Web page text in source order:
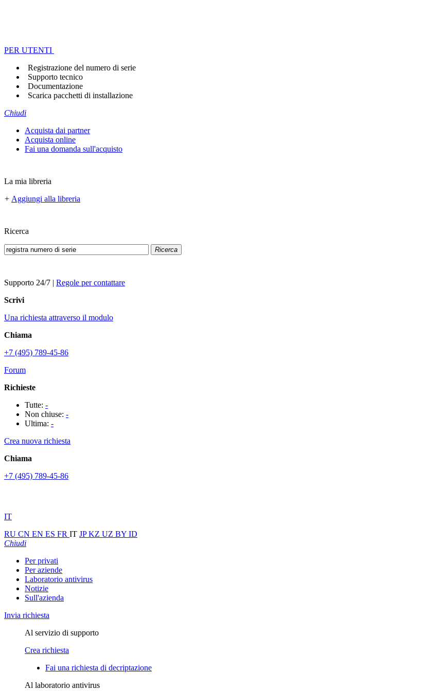
PER UTENTI
Registrazione del numero di serie
Supporto tecnico
Documentazione
Scarica pacchetti di installazione
Chiudi
Acquista dai partner
Acquista online
Fai una domanda sull'acquisto
La mia libreria
+ Aggiungi alla libreria
Ricerca
Ricerca
Supporto 24/7 | Regole per contattare
Scrivi
Una richiesta attraverso il modulo
Chiama
+7 (495) 789-45-86
Forum
Richieste
Tutte: -
Non chiuse: -
Ultima: -
Crea nuova richiesta
Chiama
+7 (495) 789-45-86
IT
RU CN EN ES FR IT JPKZ UZ BY ID
Chiudi
Per privati
Per aziende
Laboratorio antivirus
Notizie
Sull'azienda
Invia richiesta
Al servizio di supporto
Crea richiesta
Fai una richiesta di decriptazione
Al laboratorio antivirus